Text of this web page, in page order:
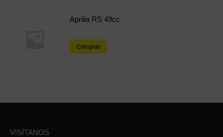
Aprilia RS 49cc
Comprar
VISÍTANOS